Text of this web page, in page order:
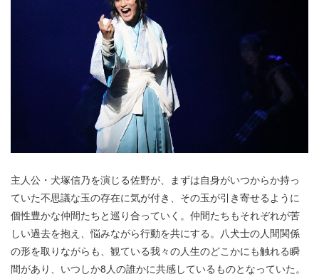
主人公・犬塚信乃を演じる佐野が、まずは自身がいつからか持っ
ていた不思議な玉の存在に気が付き、その玉が引き寄せるように
個性豊かな仲間たちと巡り合っていく。仲間たちもそれぞれが苦
しい過去を抱え、悩みながら行動を共にする。八犬士の人間関係
の形を取りながらも、観ている我々の人生のどこかにも触れる瞬
間があり、いつしか8人の誰かに共感しているものとなっていた。